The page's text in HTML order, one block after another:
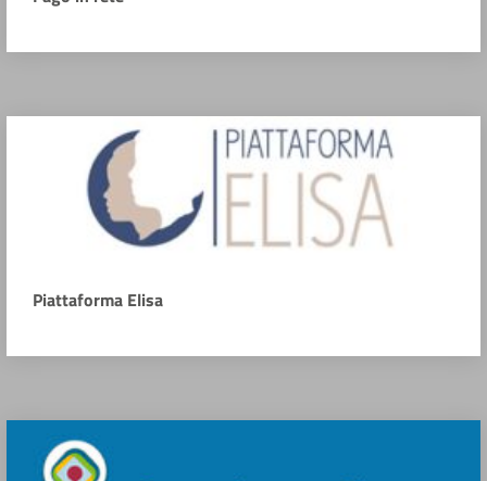
Piattaforma Elisa